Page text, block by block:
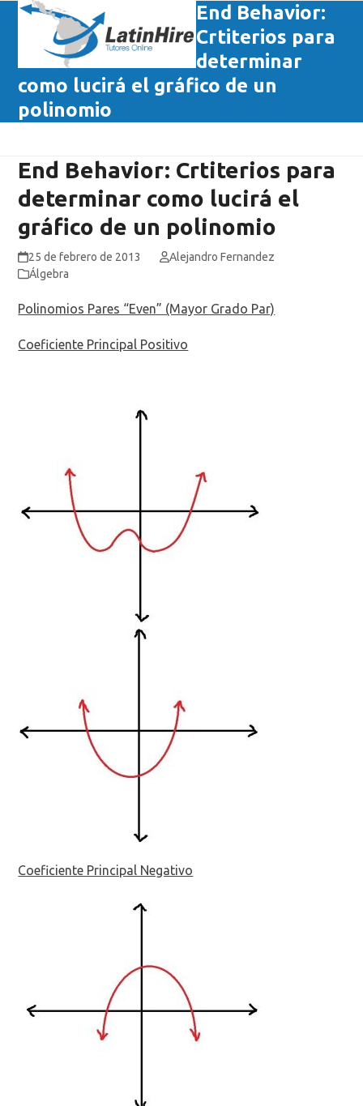
Skip
content
Open
mobile
menu
Close
mobile
menu
End Behavior:
Crtiterios para
determinar
como lucirá el gráfico de un
polinomio
End Behavior: Crtiterios para
determinar como lucirá el
gráfico de un polinomio
25 de febrero de 2013
Alejandro Fernandez
Álgebra
Polinomios Pares “Even” (Mayor Grado Par)
Coeficiente Principal Positivo
Coeficiente Principal Negativo